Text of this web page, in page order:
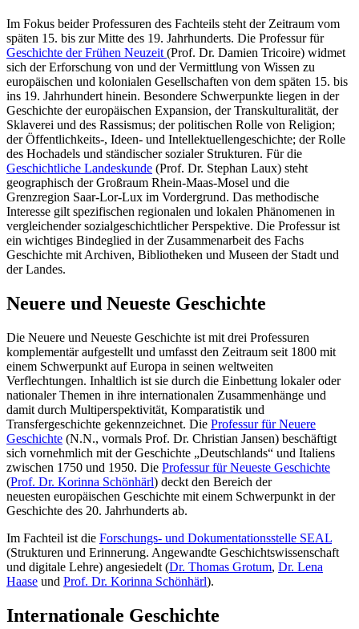
Im Fokus beider Professuren des Fachteils steht der Zeitraum vom
späten 15. bis zur Mitte des 19. Jahrhunderts. Die Professur für
Geschichte der Frühen Neuzeit (Prof. Dr. Damien Tricoire) widmet
sich der Erforschung von und der Vermittlung von Wissen zu
europäischen und kolonialen Gesellschaften von dem späten 15. bis
ins 19. Jahrhundert hinein. Besondere Schwerpunkte liegen in der
Geschichte der europäischen Expansion, der Transkulturalität, der
Sklaverei und des Rassismus; der politischen Rolle von Religion;
der Öffentlichkeits-, Ideen- und Intellektuellengeschichte; der Rolle
des Hochadels und ständischer sozialer Strukturen. Für die
Geschichtliche Landeskunde (Prof. Dr. Stephan Laux) steht
geographisch der Großraum Rhein-Maas-Mosel und die
Grenzregion Saar-Lor-Lux im Vordergrund. Das methodische
Interesse gilt spezifischen regionalen und lokalen Phänomenen in
vergleichender sozialgeschichtlicher Perspektive. Die Professur ist
ein wichtiges Bindeglied in der Zusammenarbeit des Fachs
Geschichte mit Archiven, Bibliotheken und Museen der Stadt und
der Landes.
Neuere und Neueste Geschichte
Die Neuere und Neueste Geschichte ist mit drei Professuren
komplementär aufgestellt und umfasst den Zeitraum seit 1800 mit
einem Schwerpunkt auf Europa in seinen weltweiten
Verflechtungen. Inhaltlich ist sie durch die Einbettung lokaler oder
nationaler Themen in ihre internationalen Zusammenhänge und
damit durch Multiperspektivität, Komparatistik und
Transfergeschichte gekennzeichnet. Die Professur für Neuere
Geschichte (N.N., vormals Prof. Dr. Christian Jansen) beschäftigt
sich vornehmlich mit der Geschichte „Deutschlands“ und Italiens
zwischen 1750 und 1950. Die Professur für Neueste Geschichte
(Prof. Dr. Korinna Schönhärl) deckt den Bereich der
neuesten europäischen Geschichte mit einem Schwerpunkt in der
Geschichte des 20. Jahrhunderts ab.
Im Fachteil ist die Forschungs- und Dokumentationsstelle SEAL
(Strukturen und Erinnerung. Angewandte Geschichtswissenschaft
und digitale Lehre) angesiedelt (Dr. Thomas Grotum, Dr. Lena
Haase und Prof. Dr. Korinna Schönhärl).
Internationale Geschichte